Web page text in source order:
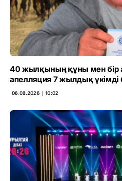
40 жылқының құны мен бір
апелляция 7 жылдық үкімді
06.08.2026 ∣ 10:02